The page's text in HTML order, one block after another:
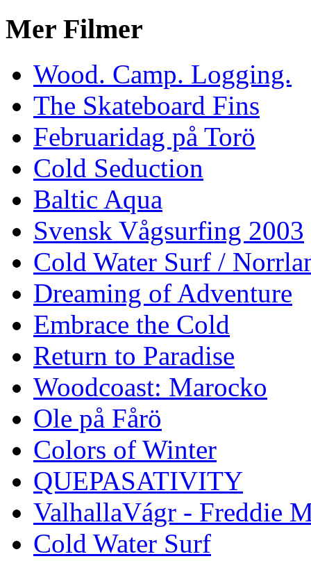
Mer Filmer
Wood. Camp. Logging.
The Skateboard Fins
Februaridag på Torö
Cold Seduction
Baltic Aqua
Svensk Vågsurfing 2003
Cold Water Surf /
Dreaming of Adventure
Embrace the Cold
Return to Paradise
Woodcoast: Marocko
Ole på Fårö
Colors of Winter
QUEPASATIVITY
ValhallaVágr - Freddie
Cold Water Surf